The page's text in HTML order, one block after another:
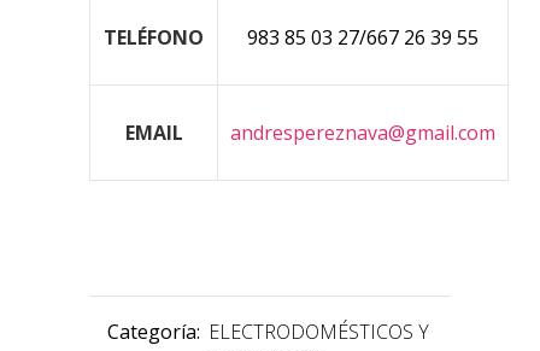
TELÉFONO 983 85 03 27/667 26 39 55
EMAIL andrespereznava@gmail.com
Categoría: ELECTRODOMÉSTICOS Y